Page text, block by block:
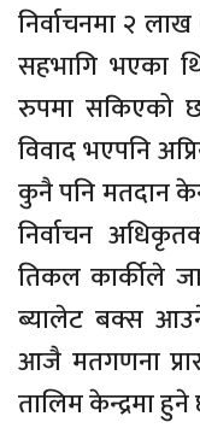
निर्वाचनमा २
सहभागि भएका
रुपमा सकिएको
विवाद भएपनि
कुनै पनि मतदान
निर्वाचन
तिकल कार्कीले
ब्यालेट बक्स
आजै मतगणना
तालिम केन्द्रमा हुने